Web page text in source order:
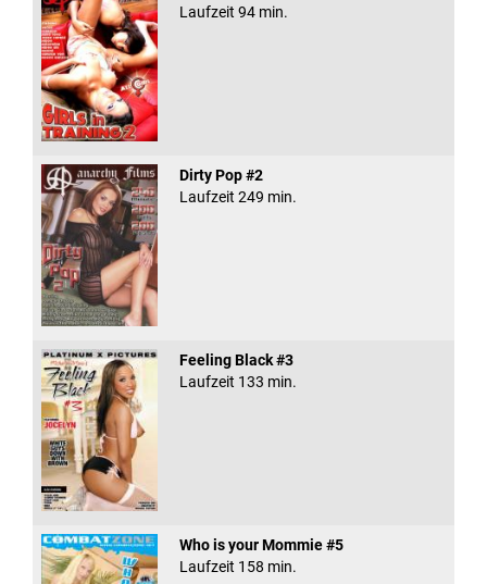
Laufzeit 94 min.
Dirty Pop #2
Laufzeit 249 min.
Feeling Black #3
Laufzeit 133 min.
Who is your Mommie #5
Laufzeit 158 min.